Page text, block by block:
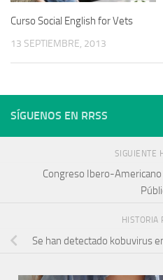
Curso Social English for Vets
13 SEPTIEMBRE, 2013
SÍGUENOS EN RRSS
SIGUIENTE
Congreso Ibero-
HISTORIA
Se han detectado kobuvirus